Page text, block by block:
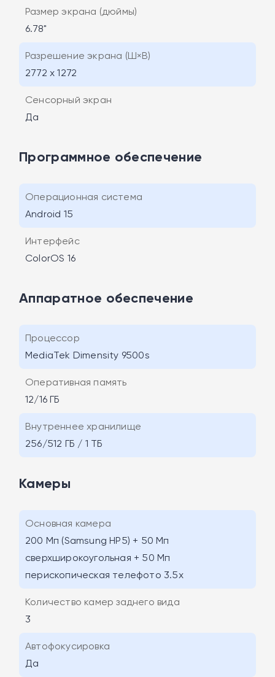
Размер экрана (дюймы)
6.78"
Разрешение экрана (Ш×В)
2772 x 1272
Сенсорный экран
Да
Программное обеспечение
Операционная система
Android 15
Интерфейс
ColorOS 16
Аппаратное обеспечение
Процессор
MediaTek Dimensity 9500s
Оперативная память
12/16 ГБ
Внутреннее хранилище
256/512 ГБ / 1 ТБ
Камеры
Основная камера
200 Мп (Samsung HP5) + 50 Мп
сверхширокоугольная + 50 Мп
перископическая телефото 3.5x
Количество камер заднего вида
3
Автофокусировка
Да